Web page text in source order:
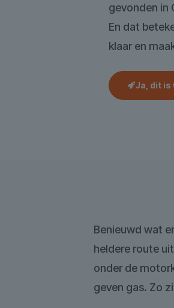
gevonden in
En dat
klaar en
Ja, dit is
Benieuwd wat
heldere route
onder de
geven gas. Zo